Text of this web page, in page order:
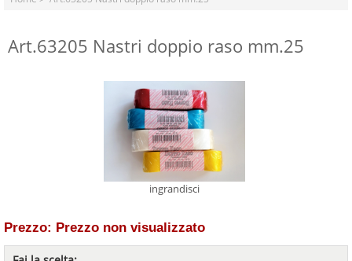
Art.63205 Nastri doppio raso mm.25
ingrandisci
Prezzo: Prezzo non visualizzato